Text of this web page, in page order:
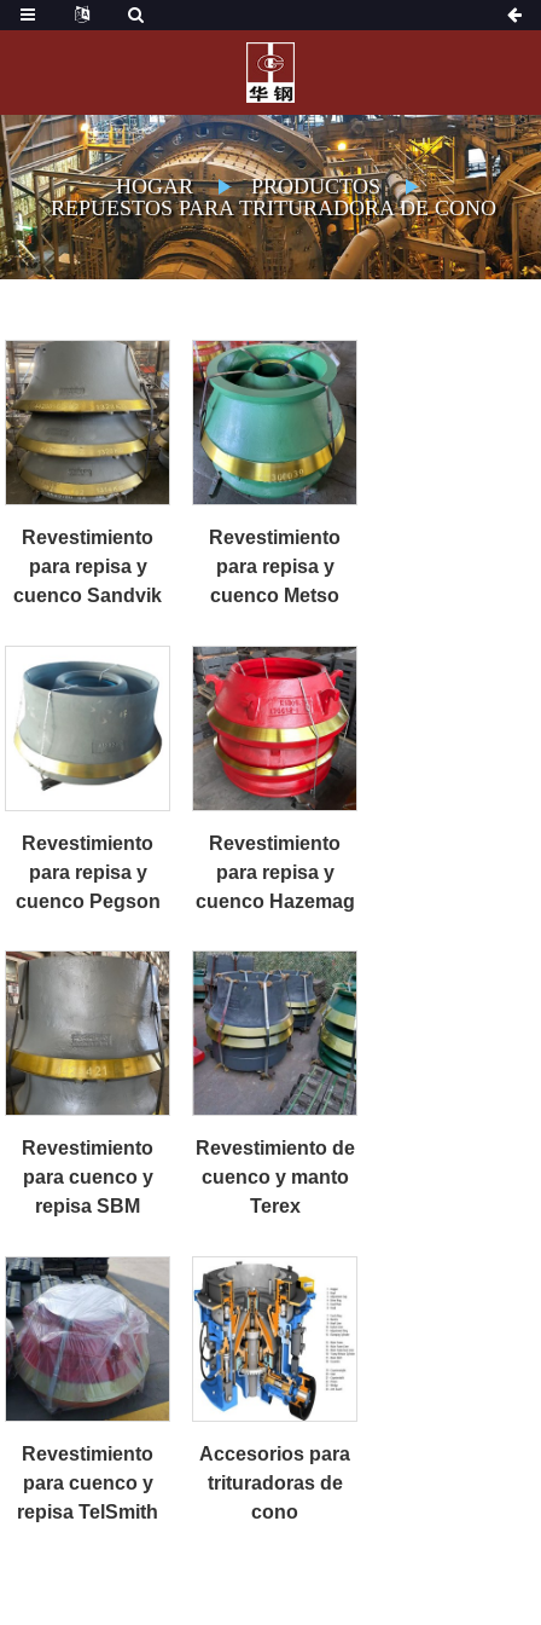
HOGAR
PRODUCTOS
REPUESTOS PARA TRITURADORA DE CONO
Revestimiento
para repisa y
cuenco Sandvik
Revestimiento
para repisa y
cuenco Metso
Revestimiento
para repisa y
cuenco Pegson
Revestimiento
para repisa y
cuenco Hazemag
Revestimiento
para cuenco y
repisa SBM
Revestimiento de
cuenco y manto
Terex
Revestimiento
para cuenco y
repisa TelSmith
Accesorios para
trituradoras de
cono